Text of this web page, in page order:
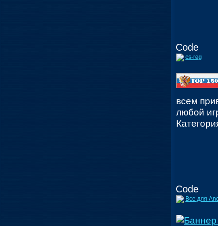
Code
cs-reg
всем
любой
Code
Все для